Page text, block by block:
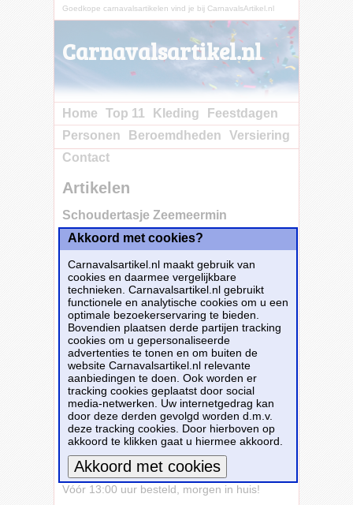
Goedkope carnavalsartikelen vind je bij CarnavalsArtikel.nl
Carnavalsartikel.nl
Home Top 11 Kleding
Feestdagen
Personen
Beroemdheden
Versiering
Contact
Artikelen
Schoudertasje Zeemeermin
Schoudertasje Zeemeermin - Feestbazaar -
Vóór 13:00 uur besteld, morgen in huis!
Akkoord met cookies?
Carnavalsartikel.nl maakt gebruik van
cookies en daarmee vergelijkbare
technieken. Carnavalsartikel.nl gebruikt
functionele en analytische cookies om u een
optimale bezoekerservaring te bieden.
Bovendien plaatsen derde partijen tracking
cookies om u gepersonaliseerde
advertenties te tonen en om buiten de
website Carnavalsartikel.nl relevante
aanbiedingen te doen. Ook worden er
tracking cookies geplaatst door social
media-netwerken. Uw internetgedrag kan
door deze derden gevolgd worden d.m.v.
deze tracking cookies. Door hierboven op
akkoord te klikken gaat u hiermee akkoord.
Meer informatie